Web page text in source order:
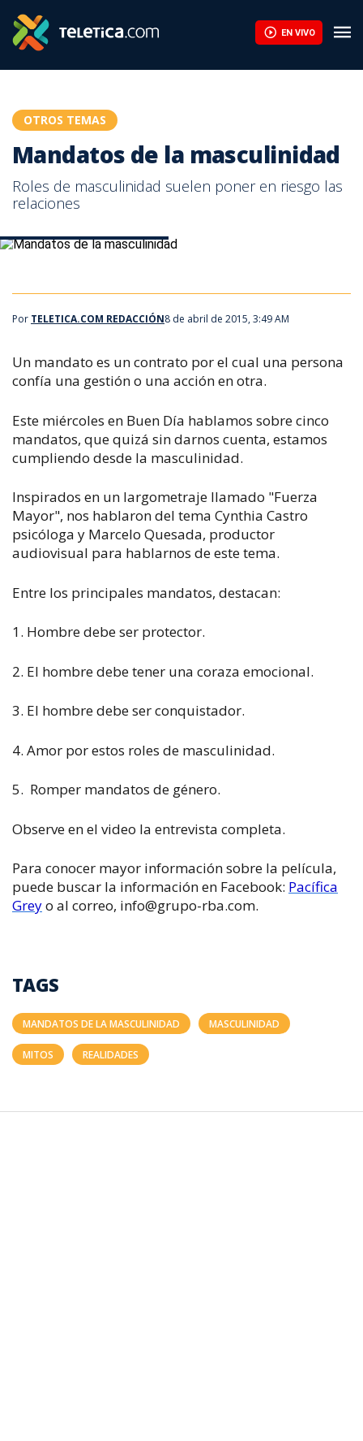
EN VIVO
OTROS TEMAS
Mandatos de la masculinidad
Roles de masculinidad suelen poner en riesgo las
relaciones
Por TELETICA.COM REDACCIÓN8 de abril de 2015, 3:49 AM
Un mandato es un contrato por el cual una persona
confía una gestión o una acción en otra.
Este miércoles en Buen Día hablamos sobre cinco
mandatos, que quizá sin darnos cuenta, estamos
cumpliendo desde la masculinidad.
Inspirados en un largometraje llamado "Fuerza
Mayor", nos hablaron del tema Cynthia Castro
psicóloga y Marcelo Quesada, productor
audiovisual para hablarnos de este tema.
Entre los principales mandatos, destacan:
1. Hombre debe ser protector.
2. El hombre debe tener una coraza emocional.
3. El hombre debe ser conquistador.
4. Amor por estos roles de masculinidad.
5. Romper mandatos de género.
Observe en el video la entrevista completa.
Para conocer mayor información sobre la película,
puede buscar la información en Facebook: Pacífica
Greyo al correo, info@grupo-rba.com.
TAGS
MANDATOS DE LA MASCULINIDAD MASCULINIDAD
MITOS REALIDADES